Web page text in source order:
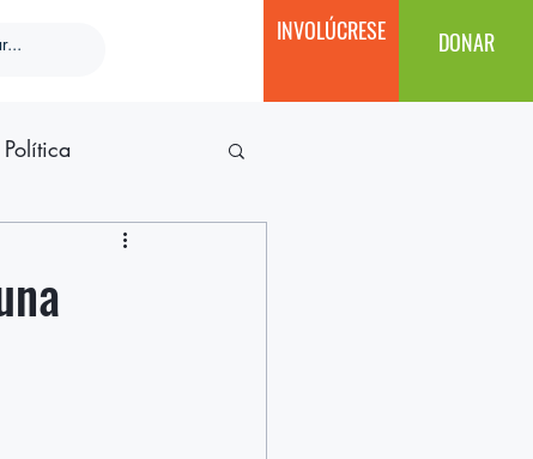
INVOLÚCRESE DONAR
Política